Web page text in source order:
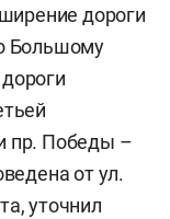
дороги
Большому
пр. Победы –
от ул.
уточнил